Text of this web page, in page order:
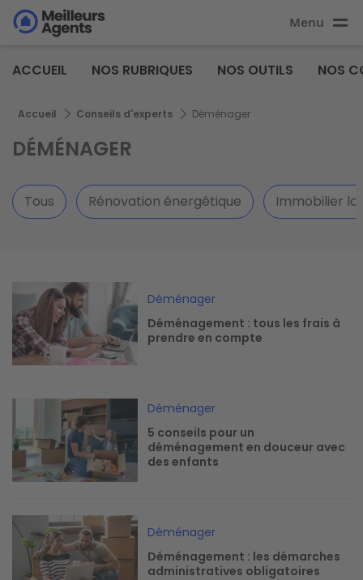
Aller
au
principal
Aller au
principal
Menu
Agents
ACCUEIL NOS RUBRIQUES NOS OUTILS NOS
Fil d'Ariane
Accueil Conseils d'experts Déménager
DÉMÉNAGER
Tous Rénovation énergétique Immobilier
Image
Déménager
Déménagement : tous les frais à
prendre en compte
Déménager
5 conseils pour un
déménagement en douceur avec
des enfants
Image
Déménager
Déménagement : les démarches
administratives obligatoires